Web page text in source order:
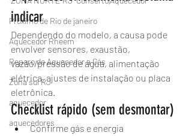
Próximo de Rio de janeiro
Aquecedor Rheem
Reparo de Aquecedor a Gás
Zona sul RJ
aquecedor
aquecedores
indicar
Dependendo do modelo, a causa pode
envolver sensores, exaustão,
vazão/pressão de água, alimentação
elétrica, ajustes de instalação ou placa
eletrônica.
Checklist rápido (sem desmontar)
Confirme gás e energia